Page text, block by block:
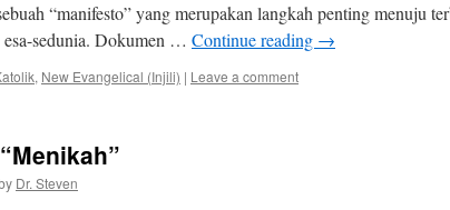
“manifesto” yang merupakan langkah penting menuju
esa-sedunia. Dokumen … Continue reading →
, New Evangelical (Injili) | Leave a comment
Dr. Steven